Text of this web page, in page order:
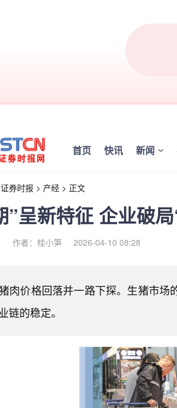
首页 快讯 新闻
证券时报 > 产经 > 正文
”呈新特征 企业破
作者：桂小笋 2026-04-10 08:28
肉价格回落并一路下探。生猪市
链的稳定。